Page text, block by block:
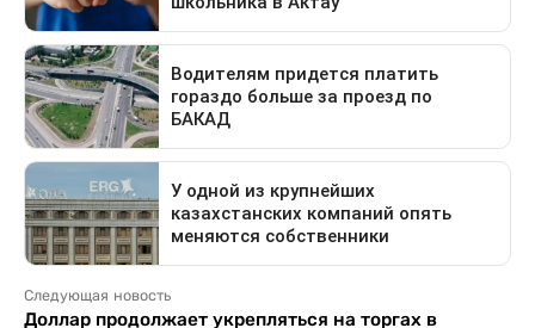
Следующая новость
Доллар продолжает укрепляться на торгах в